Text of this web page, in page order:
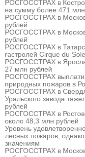
РОСГОССТРАХ в
на сумму более 471
РОСГОССТРАХ в
рублей
РОСГОССТРАХ в
рублей
РОСГОССТРАХ в
гастролей Cirque du
РОСГОССТРАХ в
27 млн рублей
РОСГОССТРАХ
природных пожаров в
РОСГОССТРАХ в
Уральского завода
рублей
РОСГОССТРАХ в
около 48,3 млн рублей
Уровень
лесных пожаров,
значениям
РОСГОССТРАХ в